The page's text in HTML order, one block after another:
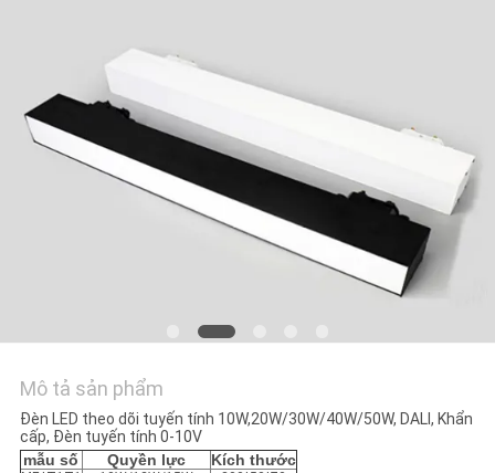
YÊU
CẦU
ĐỒ
TRANG
WEB
Mô tả sản phẩm
Đèn LED theo dõi tuyến tính 10W,20W/30W/40W/50W, DALI, Khẩn
cấp, Đèn tuyến tính 0-10V
mẫu số
Quyền lực Kích thước